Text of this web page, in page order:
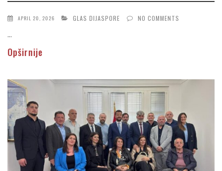
APRIL 20, 2026 GLAS DIJASPORE NO COMMENTS
...
Opširnije